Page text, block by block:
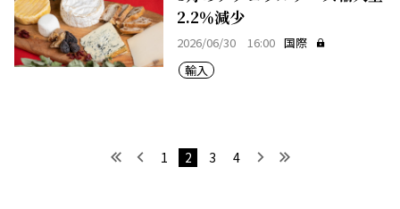
2.2％減少
2026/06/30 16:00 国際
輸入
最初へ 前へ1 2 3 4 次へ最後へ